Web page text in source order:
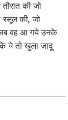
की जो
रसूल की, जो
जब वह आ गये उनके
ये तो खुला जादू